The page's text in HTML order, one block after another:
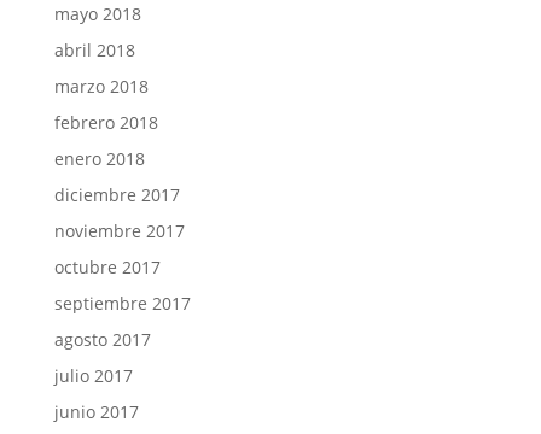
mayo 2018
abril 2018
marzo 2018
febrero 2018
enero 2018
diciembre 2017
noviembre 2017
octubre 2017
septiembre 2017
agosto 2017
julio 2017
junio 2017